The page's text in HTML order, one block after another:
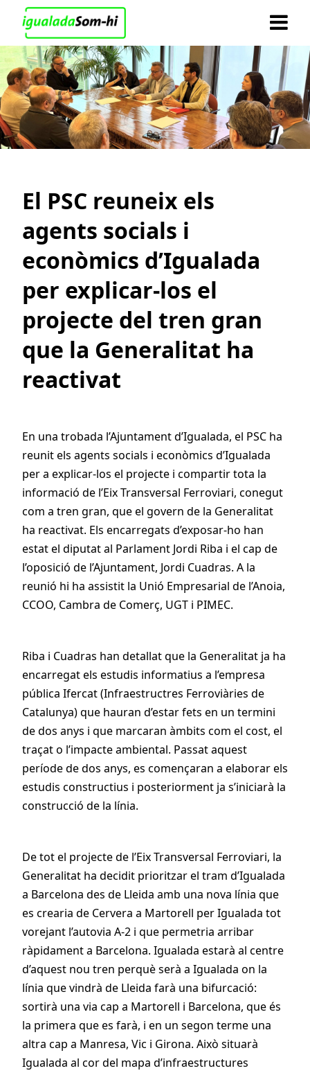
El PSC reuneix els
agents socials i
econòmics d’Igualada
per explicar-los el
projecte del tren gran
que la Generalitat ha
reactivat
En una trobada l’Ajuntament d’Igualada, el PSC ha
reunit els agents socials i econòmics d’Igualada
per a explicar-los el projecte i compartir tota la
informació de l’Eix Transversal Ferroviari, conegut
com a tren gran, que el govern de la Generalitat
ha reactivat. Els encarregats d’exposar-ho han
estat el diputat al Parlament Jordi Riba i el cap de
l’oposició de l’Ajuntament, Jordi Cuadras. A la
reunió hi ha assistit la Unió Empresarial de l’Anoia,
CCOO, Cambra de Comerç, UGT i PIMEC.
Riba i Cuadras han detallat que la Generalitat ja ha
encarregat els estudis informatius a l’empresa
pública Ifercat (Infraestructres Ferroviàries de
Catalunya) que hauran d’estar fets en un termini
de dos anys i que marcaran àmbits com el cost, el
traçat o l’impacte ambiental. Passat aquest
període de dos anys, es començaran a elaborar els
estudis constructius i posteriorment ja s’iniciarà la
construcció de la línia.
De tot el projecte de l’Eix Transversal Ferroviari, la
Generalitat ha decidit prioritzar el tram d’Igualada
a Barcelona des de Lleida amb una nova línia que
es crearia de Cervera a Martorell per Igualada tot
vorejant l’autovia A-2 i que permetria arribar
ràpidament a Barcelona. Igualada estarà al centre
d’aquest nou tren perquè serà a Igualada on la
línia que vindrà de Lleida farà una bifurcació:
sortirà una via cap a Martorell i Barcelona, que és
la primera que es farà, i en un segon terme una
altra cap a Manresa, Vic i Girona. Això situarà
Igualada al cor del mapa d’infraestructures